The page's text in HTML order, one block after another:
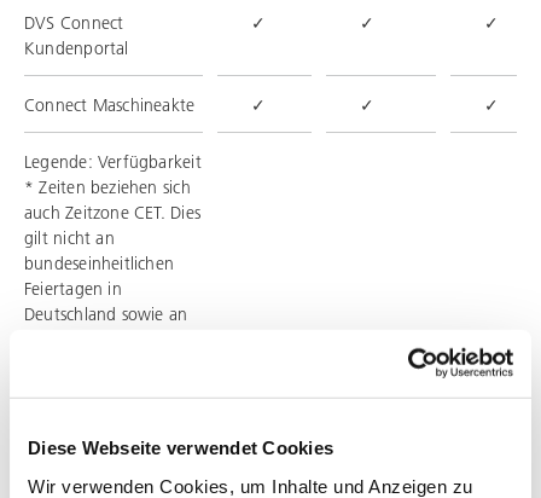
Diese Webseite verwendet Cookies
Wir verwenden Cookies, um Inhalte und Anzeigen zu
DVS Connect
Kundenportal
✓ ✓ ✓
Connect Maschineakte ✓ ✓ ✓
Legende: Verfügbarkeit
* Zeiten beziehen sich
auch Zeitzone CET. Dies
gilt nicht an
bundeseinheitlichen
Feiertagen in
Deutschland sowie an
Voraussetzungen für
erfüllt sein.